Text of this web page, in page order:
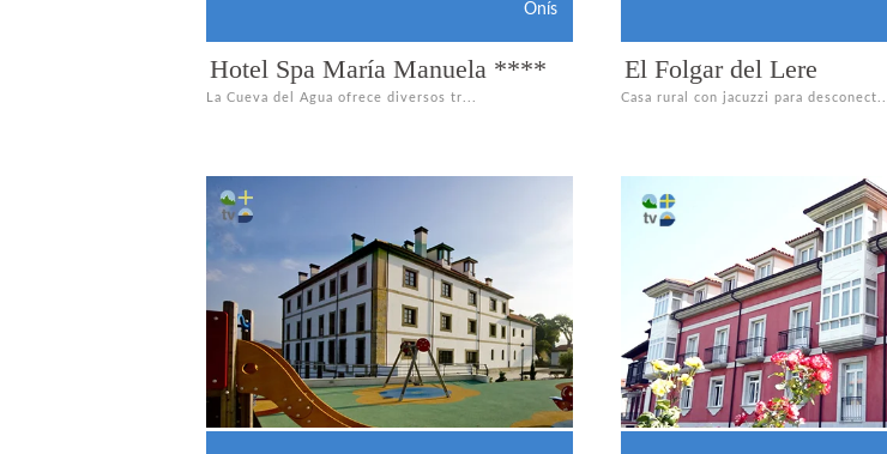
Onís
Hotel Spa María Manuela ****
La Cueva del Agua ofrece diversos tr...
El Folgar del Lere
Casa rural con jacuzzi para desconect...